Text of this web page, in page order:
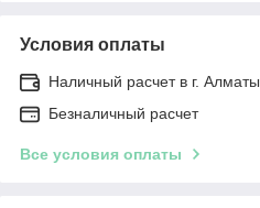
Условия оплаты
Наличный расчет в г. Алматы.
Безналичный расчет
Все условия оплаты